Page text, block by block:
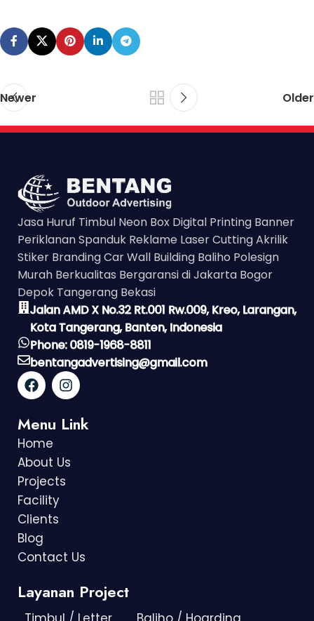
Newer Older
Jasa Huruf Timbul Neon Box Digital Printing Banner
Periklanan Spanduk Reklame Laser Cutting Akrilik
Stiker Branding Car Wall Building Baliho Polesign
Murah Berkualitas Bergaransi di Jakarta Bogor
Depok Tangerang Bekasi
Jalan AMD X No.32 Rt.001 Rw.009, Kreo, Larangan,
Kota Tangerang, Banten, Indonesia
Phone: 0819-1968-8811
bentangadvertising@gmail.com
Menu Link
Home
About Us
Projects
Facility
Clients
Blog
Contact Us
Layanan Project